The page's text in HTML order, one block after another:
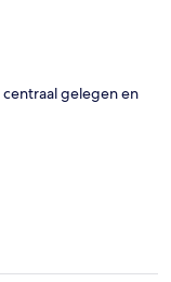
gelegen en